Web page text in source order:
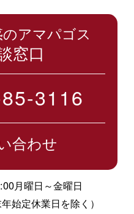
アマパゴス
窓口
3116
合わせ
月曜日～金曜日
始定休業日を除く）